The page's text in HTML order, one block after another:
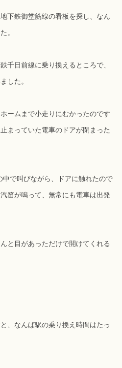
下鉄御堂筋線の看板を探し、なん
。
千日前線に乗り換えるところで、
した。
ームまで小走りにむかったのです
まっていた電車のドアが閉まった
中で叫びながら、ドアに触れたので
笛が鳴って、無常にも電車は出発
と目があっただけで開けてくれる
、なんば駅の乗り換え時間はたっ